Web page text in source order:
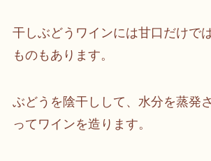
干しぶどうワインには甘口だけで
ものもあります。
ぶどうを陰干しして、水分を蒸発
ってワインを造ります。